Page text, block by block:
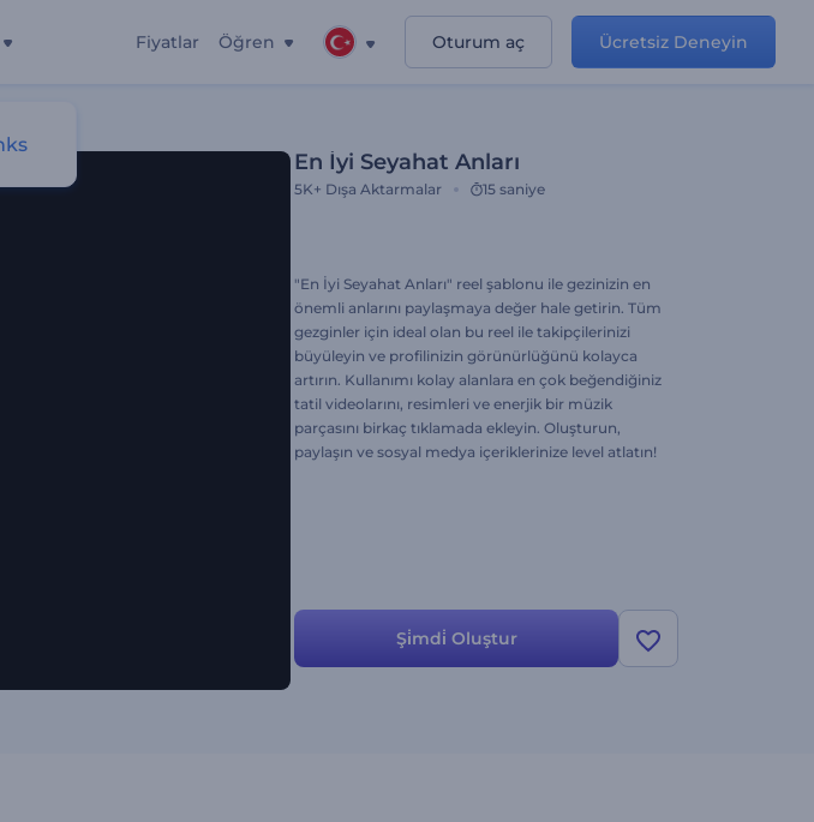
Fiyatlar Öğren Oturum aç Ücretsiz Deneyin
En İyi Seyahat Anları
5K+ Dışa Aktarmalar 15 saniye
"En İyi Seyahat Anları" reel şablonu ile gezinizin en
önemli anlarını paylaşmaya değer hale getirin. Tüm
gezginler için ideal olan bu reel ile takipçilerinizi
büyüleyin ve profilinizin görünürlüğünü kolayca
artırın. Kullanımı kolay alanlara en çok beğendiğiniz
tatil videolarını, resimleri ve enerjik bir müzik
parçasını birkaç tıklamada ekleyin. Oluşturun,
paylaşın ve sosyal medya içeriklerinize level atlatın!
Şi̇mdi̇ Oluştur